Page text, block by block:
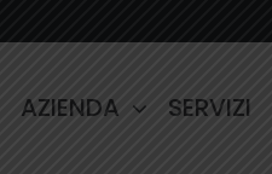
AZIENDA SERVIZI